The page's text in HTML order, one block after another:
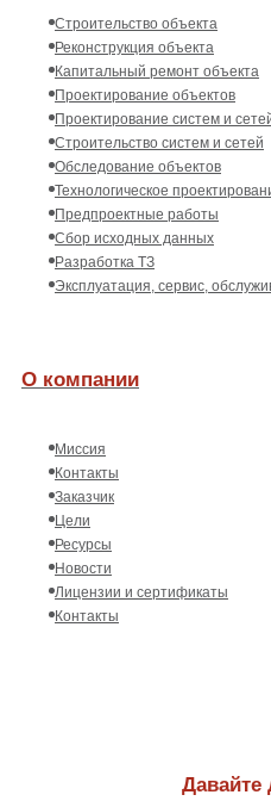
Строительство объекта
Реконструкция объекта
Капитальный ремонт объекта
Проектирование объектов
Проектирование систем и
Строительство систем и сетей
Обследование объектов
Технологическое
Предпроектные работы
Сбор исходных данных
Разработка ТЗ
Эксплуатация, сервис,
О компании
Миссия
Контакты
Заказчик
Цели
Ресурсы
Новости
Лицензии и сертификаты
Контакты
Давайте